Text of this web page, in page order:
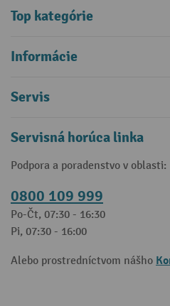
Top kategórie
Informácie
Servis
Servisná horúca linka
Podpora a poradenstvo v oblasti:
0800 109 999
Po-Čt, 07:30 - 16:30
Pi, 07:30 - 16:00
Alebo prostredníctvom nášho